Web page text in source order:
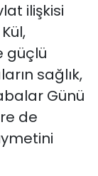
ilişkisi
güçlü
sağlık,
Günü
de